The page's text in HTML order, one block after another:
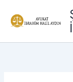
atla